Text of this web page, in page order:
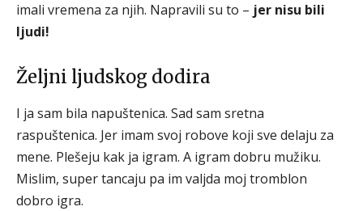
imali vremena za njih. Napravili su to – jer nisu bili
ljudi!
Željni ljudskog dodira
I ja sam bila napuštenica. Sad sam sretna
raspuštenica. Jer imam svoj robove koji sve delaju za
mene. Plešeju kak ja igram. A igram dobru mužiku.
Mislim, super tancaju pa im valjda moj tromblon
dobro igra.